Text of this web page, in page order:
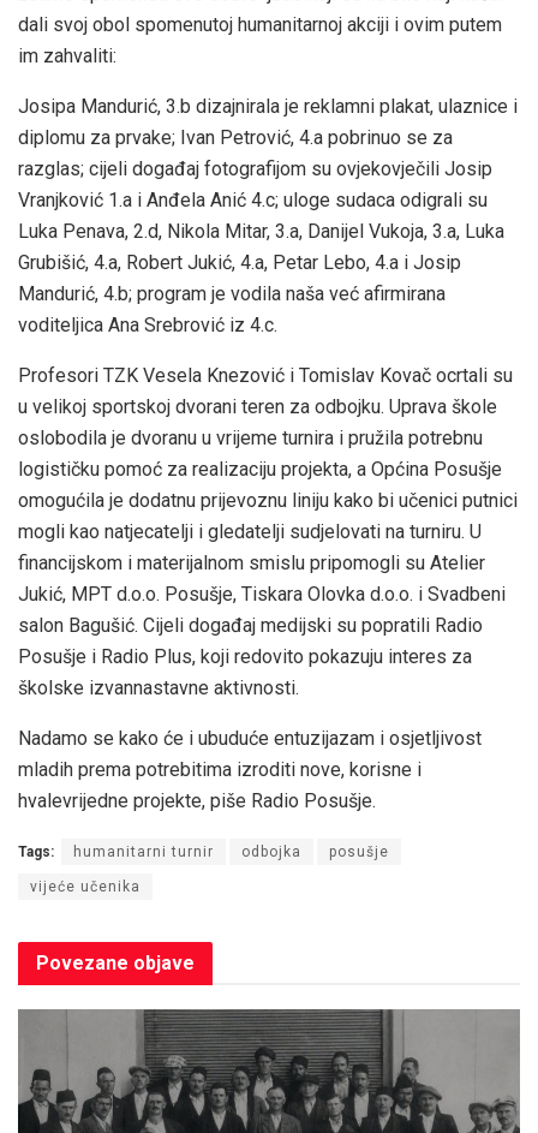
dali svoj obol spomenutoj humanitarnoj akciji i ovim putem
im zahvaliti:
Josipa Mandurić, 3.b dizajnirala je reklamni plakat, ulaznice i
diplomu za prvake; Ivan Petrović, 4.a pobrinuo se za
razglas; cijeli događaj fotografijom su ovjekovječili Josip
Vranjković 1.a i Anđela Anić 4.c; uloge sudaca odigrali su
Luka Penava, 2.d, Nikola Mitar, 3.a, Danijel Vukoja, 3.a, Luka
Grubišić, 4.a, Robert Jukić, 4.a, Petar Lebo, 4.a i Josip
Mandurić, 4.b; program je vodila naša već afirmirana
voditeljica Ana Srebrović iz 4.c.
Profesori TZK Vesela Knezović i Tomislav Kovač ocrtali su
u velikoj sportskoj dvorani teren za odbojku. Uprava škole
oslobodila je dvoranu u vrijeme turnira i pružila potrebnu
logističku pomoć za realizaciju projekta, a Općina Posušje
omogućila je dodatnu prijevoznu liniju kako bi učenici putnici
mogli kao natjecatelji i gledatelji sudjelovati na turniru. U
financijskom i materijalnom smislu pripomogli su Atelier
Jukić, MPT d.o.o. Posušje, Tiskara Olovka d.o.o. i Svadbeni
salon Bagušić. Cijeli događaj medijski su popratili Radio
Posušje i Radio Plus, koji redovito pokazuju interes za
školske izvannastavne aktivnosti.
Nadamo se kako će i ubuduće entuzijazam i osjetljivost
mladih prema potrebitima izroditi nove, korisne i
hvalevrijedne projekte, piše Radio Posušje.
Tags: humanitarni turnir odbojka posušje
vijeće učenika
Povezane objave